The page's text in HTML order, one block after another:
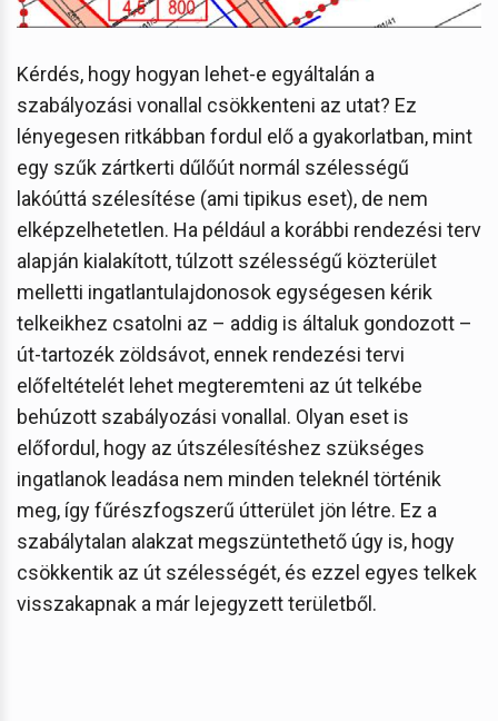
Kérdés, hogy hogyan lehet-e egyáltalán a
szabályozási vonallal csökkenteni az utat? Ez
lényegesen ritkábban fordul elő a gyakorlatban, mint
egy szűk zártkerti dűlőút normál szélességű
lakóúttá szélesítése (ami tipikus eset), de nem
elképzelhetetlen. Ha például a korábbi rendezési terv
alapján kialakított, túlzott szélességű közterület
melletti ingatlantulajdonosok egységesen kérik
telkeikhez csatolni az – addig is általuk gondozott –
út-tartozék zöldsávot, ennek rendezési tervi
előfeltételét lehet megteremteni az út telkébe
behúzott szabályozási vonallal. Olyan eset is
előfordul, hogy az útszélesítéshez szükséges
ingatlanok leadása nem minden teleknél történik
meg, így fűrészfogszerű útterület jön létre. Ez a
szabálytalan alakzat megszüntethető úgy is, hogy
csökkentik az út szélességét, és ezzel egyes telkek
visszakapnak a már lejegyzett területből.